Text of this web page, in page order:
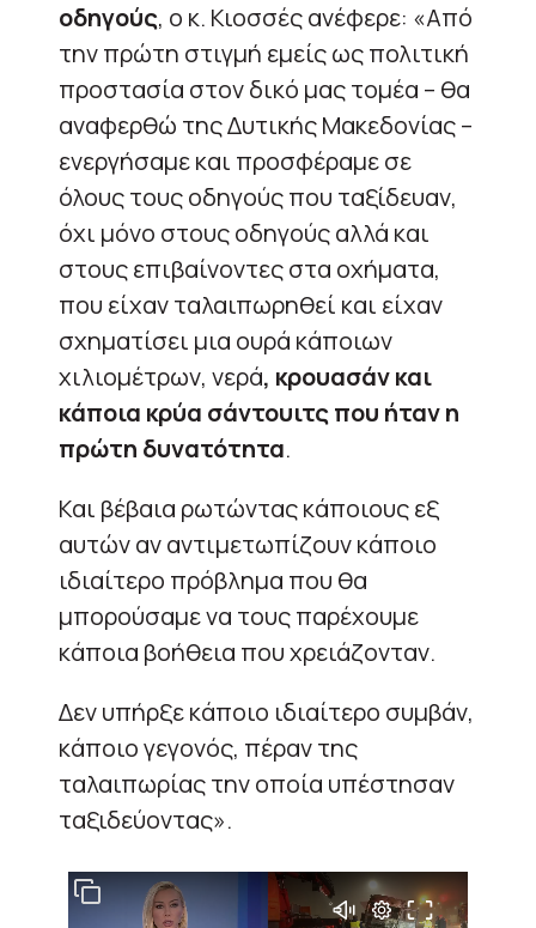
οδηγούς, ο κ. Κιοσσές ανέφερε: «Από
την πρώτη στιγμή εμείς ως πολιτική
προστασία στον δικό μας τομέα – θα
αναφερθώ της Δυτικής Μακεδονίας –
ενεργήσαμε και προσφέραμε σε
όλους τους οδηγούς που ταξίδευαν,
όχι μόνο στους οδηγούς αλλά και
στους επιβαίνοντες στα οχήματα,
που είχαν ταλαιπωρηθεί και είχαν
σχηματίσει μια ουρά κάποιων
χιλιομέτρων, νερά, κρουασάν και
κάποια κρύα σάντουιτς που ήταν η
πρώτη δυνατότητα.
Και βέβαια ρωτώντας κάποιους εξ
αυτών αν αντιμετωπίζουν κάποιο
ιδιαίτερο πρόβλημα που θα
μπορούσαμε να τους παρέχουμε
κάποια βοήθεια που χρειάζονταν.
Δεν υπήρξε κάποιο ιδιαίτερο συμβάν,
κάποιο γεγονός, πέραν της
ταλαιπωρίας την οποία υπέστησαν
ταξιδεύοντας».